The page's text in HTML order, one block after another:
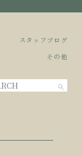
スタッフブログ
その他